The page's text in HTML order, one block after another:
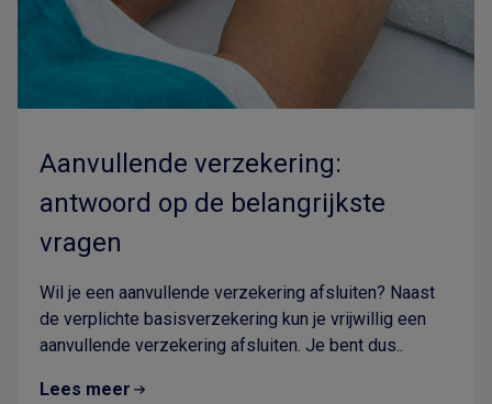
Aanvullende verzekering:
antwoord op de belangrijkste
vragen
Wil je een aanvullende verzekering afsluiten? Naast
de verplichte basisverzekering kun je vrijwillig een
aanvullende verzekering afsluiten. Je bent dus..
Lees meer